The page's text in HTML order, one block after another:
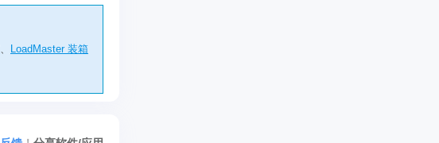
、
LoadMaster 装箱